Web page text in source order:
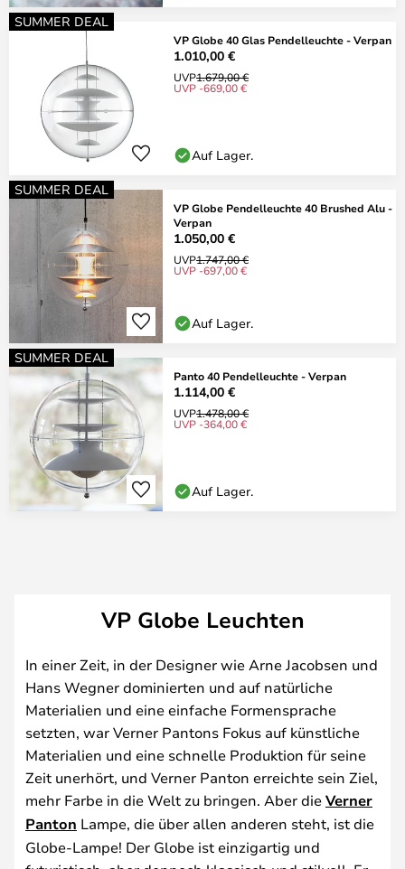
SUMMER DEAL
VP Globe 40 Glas Pendelleuchte - Verpan
1.010,00 €
UVP1.679,00 €
UVP -669,00 €
Auf Lager.
SUMMER DEAL
VP Globe Pendelleuchte 40 Brushed Alu -
Verpan
1.050,00 €
UVP1.747,00 €
UVP -697,00 €
Auf Lager.
SUMMER DEAL
Panto 40 Pendelleuchte - Verpan
1.114,00 €
UVP1.478,00 €
UVP -364,00 €
Auf Lager.
VP Globe Leuchten
In einer Zeit, in der Designer wie Arne Jacobsen und
Hans Wegner dominierten und auf natürliche
Materialien und eine einfache Formensprache
setzten, war Verner Pantons Fokus auf künstliche
Materialien und eine schnelle Produktion für seine
Zeit unerhört, und Verner Panton erreichte sein Ziel,
mehr Farbe in die Welt zu bringen. Aber dieVerner
Panton Lampe, die über allen anderen steht, ist die
Globe-Lampe! Der Globe ist einzigartig und